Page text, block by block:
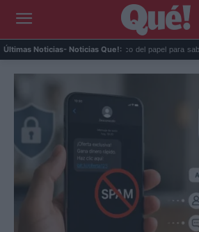
Últimas Noticias- Noticias Que!:
goma de la nevera: el truco del papel para sabe...